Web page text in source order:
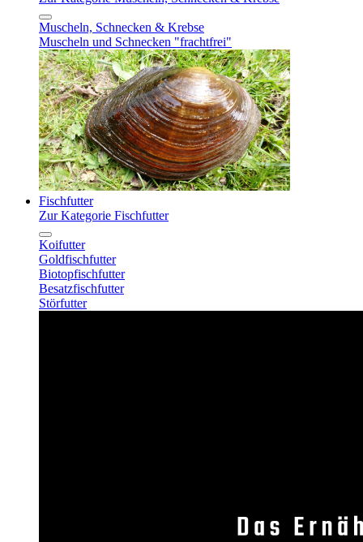
Muscheln, Schnecken & Krebse
Muscheln und Schnecken "frachtfrei"
Fischfutter
Zur Kategorie Fischfutter
Koifutter
Goldfischfutter
Biotopfischfutter
Besatzfischfutter
Störfutter